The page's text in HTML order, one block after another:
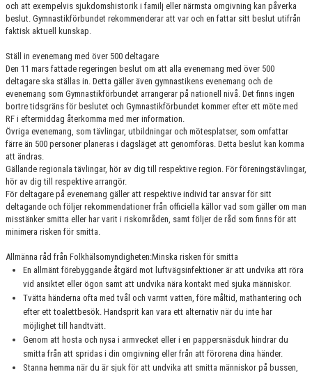
SPONSRING
FUNKTIONÄRER
FRITIDSKORTET
och att exempelvis sjukdomshistorik i familj eller närmsta omgivning kan påverka
beslut. Gymnastikförbundet rekommenderar att var och en fattar sitt beslut utifrån
faktisk aktuell kunskap.
Ställ in evenemang med över 500 deltagare
Den 11 mars fattade regeringen beslut om att alla evenemang med över 500
deltagare ska ställas in. Detta gäller även gymnastikens evenemang och de
evenemang som Gymnastikförbundet arrangerar på nationell nivå. Det finns ingen
bortre tidsgräns för beslutet och Gymnastikförbundet kommer efter ett möte med
RF i eftermiddag återkomma med mer information.
Övriga evenemang, som tävlingar, utbildningar och mötesplatser, som omfattar
färre än 500 personer planeras i dagsläget att genomföras. Detta beslut kan komma
att ändras.
Gällande regionala tävlingar, hör av dig till respektive region. För föreningstävlingar,
hör av dig till respektive arrangör.
För deltagare på evenemang gäller att respektive individ tar ansvar för sitt
deltagande och följer rekommendationer från officiella källor vad som gäller om man
misstänker smitta eller har varit i riskområden, samt följer de råd som finns för att
minimera risken för smitta.
Allmänna råd från Folkhälsomyndigheten:Minska risken för smitta
En allmänt förebyggande åtgärd mot luftvägsinfektioner är att undvika att röra
vid ansiktet eller ögon samt att undvika nära kontakt med sjuka människor.
Tvätta händerna ofta med tvål och varmt vatten, före måltid, mathantering och
efter ett toalettbesök. Handsprit kan vara ett alternativ när du inte har
möjlighet till handtvätt.
Genom att hosta och nysa i armvecket eller i en pappersnäsduk hindrar du
smitta från att spridas i din omgivning eller från att förorena dina händer.
Stanna hemma när du är sjuk för att undvika att smitta människor på bussen,